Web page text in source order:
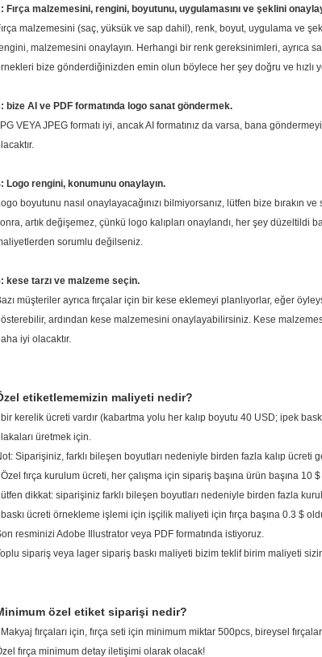
Fırça malzemesini, rengini, boyutunu, uygulamasını ve şeklini
malzemesini (saç, yüksük ve sap dahil), renk, boyut, uygulama ve
malzemesini onaylayın. Herhangi bir renk gereksinimleri, ayrıca
bize gönderdiğinizden emin olun böylece her şey doğru ve hızlı
bize AI ve PDF formatında logo sanat göndermek.
VEYA JPEG formatı iyi, ancak AI formatınız da varsa, bana
Logo rengini, konumunu onaylayın.
boyutunu nasıl onaylayacağınızı bilmiyorsanız, lütfen bize bırakın
artık değişemez, çünkü logo kalıpları onaylandı, her şey düzeltildi
sorumlu değilseniz.
kese tarzı ve malzeme seçin.
müşteriler ayrıca fırçalar için bir kese eklemeyi planlıyorlar, eğer
ardından kese malzemesini onaylayabilirsiniz. Kese
iyi olacaktır.
etiketlememizin maliyeti nedir?
bir kerelik ücreti vardır (kabartma yolu her kalıp boyutu 40 USD; ipek
üretmek için.
Siparişiniz, farklı bileşen boyutları nedeniyle birden fazla kalıp ücreti
Özel fırça kurulum ücreti, her çalışma için sipariş başına ürün başına 10 $
dikkat: siparişiniz farklı bileşen boyutları nedeniyle birden fazla
baskı ücreti örnekleme işlemi için işçilik maliyeti için fırça başına 0.3 $
resminizi Adobe Illustrator veya PDF formatında istiyoruz.
sipariş veya lager sipariş baskı maliyeti bizim teklif birim maliyeti
özel etiket siparişi nedir?
Makyaj fırçaları için, fırça seti için minimum miktar 500pcs, bireysel
fırça minimum detay iletişimi olarak olacak!